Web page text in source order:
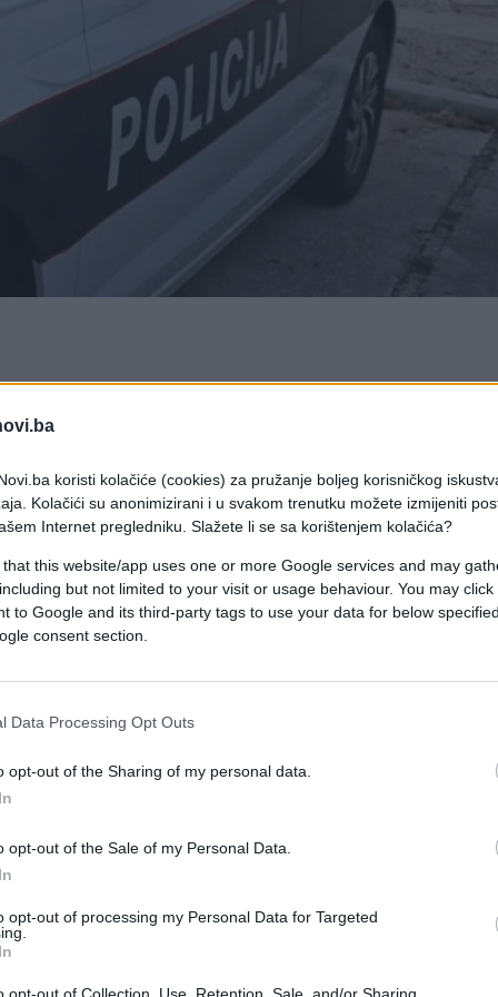
koristi kolačiće (cookies) za pružanje boljeg korisničkog
Kolačići su anonimizirani i u svakom trenutku možete izmijeniti
Internet pregledniku. Slažete li se sa korištenjem kolačića?
that this website/app uses one or more Google services and may
but not limited to your visit or usage behaviour. You may
to Google and its third-party tags to use your data for below
consent section.
Data Processing Opt Outs
opt-out of the Sharing of my personal data.
opt-out of the Sale of my Personal Data.
opt-out of processing my Personal Data for Targeted
ozbiljna nesreća kada je muškarac pao
unutrašnjih poslova Tuzlanskog
sati. Povrijeđeni muškarac je, srećom, ostao
utvrđuju težinu povreda”, potvrđeno je za
a više informacija o cijelom slučaju očekuje se